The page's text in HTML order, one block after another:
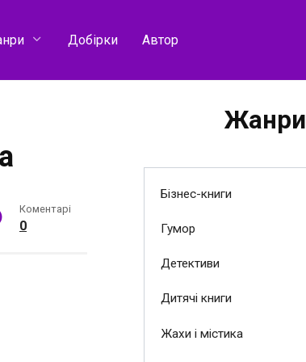
Добірки Автор
Коментарі
0
Жанри
Бізнес-книги
Гумор
Детективи
Дитячі книги
Жахи і містика